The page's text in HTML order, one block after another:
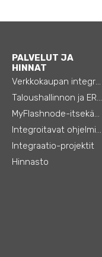
PALVELUT JA
HINNAT
Verkkokaupan integraatiot
Taloushallinnon ja ERP:n integraatiot
MyFlashnode-itsekäyttö-automaatio
Integroitavat ohjelmistot
Integraatio-projektit
Hinnasto